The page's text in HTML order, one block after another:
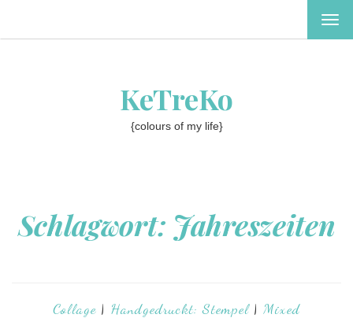
KeTreKo
{colours of my life}
Schlagwort: Jahreszeiten
Collage | Handgedruckt: Stempel| Mixed